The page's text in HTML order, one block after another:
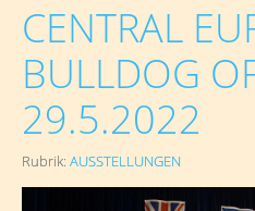
CENTRAL
BULLDOG
29.5.2022
Rubrik: AUSSTELLUNGEN